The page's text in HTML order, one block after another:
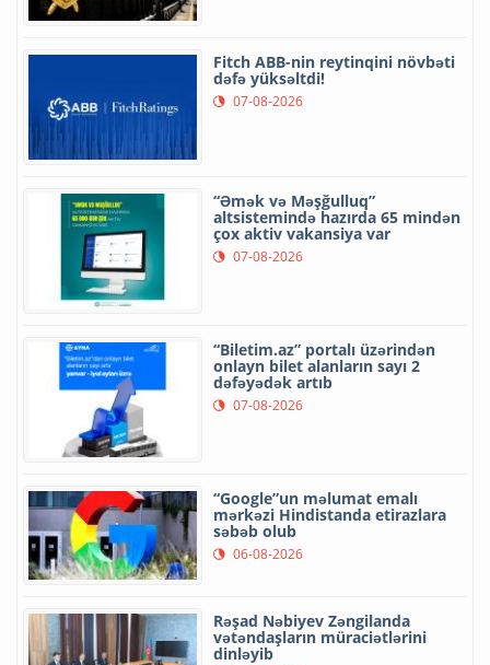
Fitch ABB-nin reytinqini növbəti
dəfə yüksəltdi!
07-08-2026
“Əmək və Məşğulluq”
altsistemində hazırda 65 mindən
çox aktiv vakansiya var
07-08-2026
“Biletim.az” portalı üzərindən
onlayn bilet alanların sayı 2
dəfəyədək artıb
07-08-2026
“Google”un məlumat emalı
mərkəzi Hindistanda etirazlara
səbəb olub
06-08-2026
Rəşad Nəbiyev Zəngilanda
vətəndaşların müraciətlərini
dinləyib